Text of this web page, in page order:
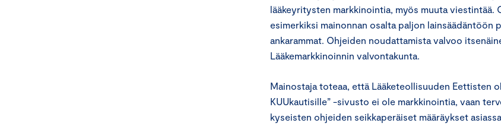
lääkeyritysten markkinointia, myös muuta viestintää.
esimerkiksi mainonnan osalta paljon lainsäädäntöön
ankarammat. Ohjeiden noudattamista valvoo
Lääkemarkkinoinnin valvontakunta.
Mainostaja toteaa, että Lääketeollisuuden Eettisten
KUUkautisille” -sivusto ei ole markkinointia, vaan
kyseisten ohjeiden seikkaperäiset määräykset